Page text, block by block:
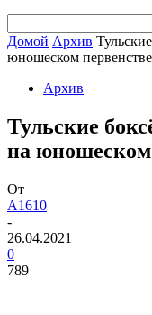
Домой Архив
юношеском
Архив
Тульские
на
От
A1610
-
26.04.2021
0
789